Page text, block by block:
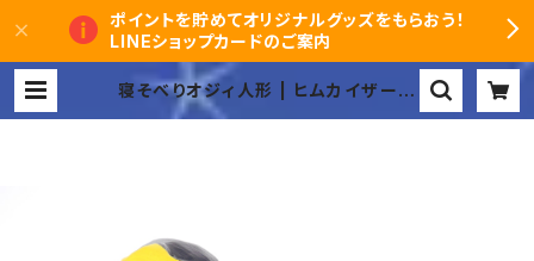
ポイントを貯めてオリジナルグッズをもらおう！
LINEショップカードのご案内
寝そべりオジィ人形 | ヒムカイザーオ
ンラインショップ